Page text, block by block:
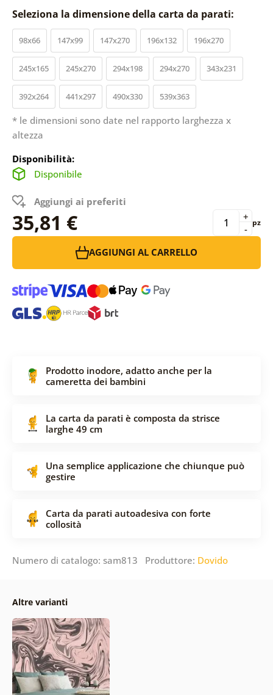
Seleziona la dimensione della carta da parati:
98x66 147x99 147x270 196x132 196x270
245x165 245x270 294x198 294x270 343x231
392x264 441x297 490x330 539x363
* le dimensioni sono date nel rapporto larghezza x
altezza
Disponibilità:
Disponibile
Aggiungi ai preferiti
35,81 € -
+ pz
AGGIUNGI AL CARRELLO
Prodotto inodore, adatto anche per la
cameretta dei bambini
La carta da parati è composta da strisce
larghe 49 cm
Una semplice applicazione che chiunque può
gestire
Carta da parati autoadesiva con forte
collosità
Numero di catalogo: sam813 Produttore: Dovido
Altre varianti